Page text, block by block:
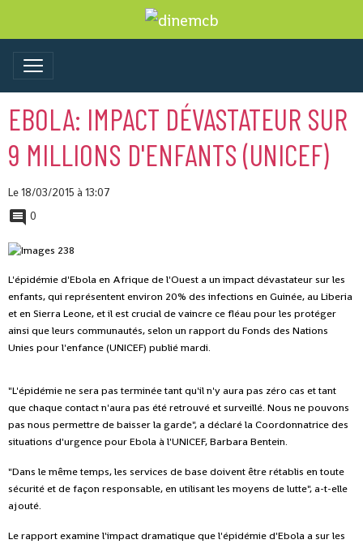
EBOLA: IMPACT DÉVASTATEUR SUR
9 MILLIONS D'ENFANTS (UNICEF)
Le 18/03/2015 à 13:07
0
L'épidémie d'Ebola en Afrique de l'Ouest a un impact dévastateur sur les
enfants, qui représentent environ 20% des infections en Guinée, au Liberia
et en Sierra Leone, et il est crucial de vaincre ce fléau pour les protéger
ainsi que leurs communautés, selon un rapport du Fonds des Nations
Unies pour l'enfance (UNICEF) publié mardi.
"L'épidémie ne sera pas terminée tant qu'il n'y aura pas zéro cas et tant
que chaque contact n'aura pas été retrouvé et surveillé. Nous ne pouvons
pas nous permettre de baisser la garde", a déclaré la Coordonnatrice des
situations d'urgence pour Ebola à l'UNICEF, Barbara Bentein.
"Dans le même temps, les services de base doivent être rétablis en toute
sécurité et de façon responsable, en utilisant les moyens de lutte", a-t-elle
ajouté.
Le rapport examine l'impact dramatique que l'épidémie d'Ebola a sur les